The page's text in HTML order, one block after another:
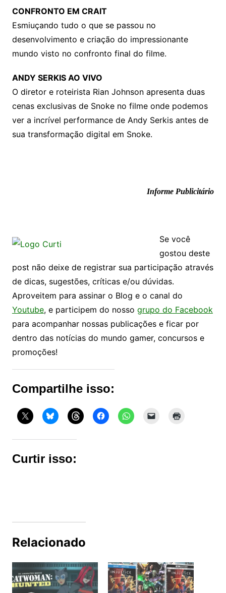
CONFRONTO EM CRAIT
Esmiuçando tudo o que se passou no
desenvolvimento e criação do impressionante
mundo visto no confronto final do filme.
ANDY SERKIS AO VIVO
O diretor e roteirista Rian Johnson apresenta duas
cenas exclusivas de Snoke no filme onde podemos
ver a incrível performance de Andy Serkis antes de
sua transformação digital em Snoke.
Informe Publicitário
Se você
gostou deste
post não deixe de registrar sua participação através
de dicas, sugestões, críticas e/ou dúvidas.
Aproveitem para assinar o Blog e o canal do
Youtube, e participem do nosso grupo do Facebook
para acompanhar nossas publicações e ficar por
dentro das notícias do mundo gamer, concursos e
promoções!
Compartilhe isso:
Curtir isso:
Relacionado